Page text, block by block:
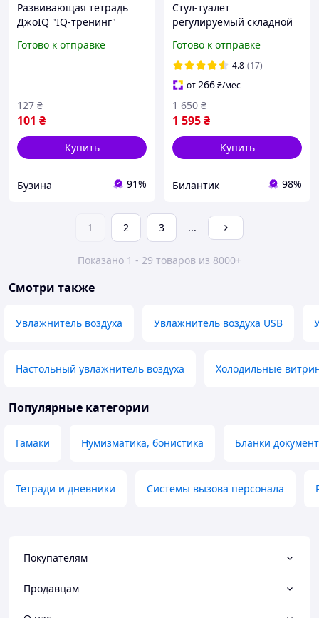
Развивающая тетрадь
ДжоIQ "IQ-тренинг"
buzyna
Готово к отправке
101 ₴
127 ₴
Купить
Бузина 91%
Стул-туалет
регулируемый складной
пожилых людей
переносное кресло-
туалет с ведром и
крышкой
Готово к отправке
4.8 (17)
от266₴/мес
1 595₴
1 650 ₴
Купить
Билантик 98%
1 2 3 ...
Показано 1 - 29 товаров из 8000+
Смотри также
Увлажнитель воздуха Увлажнитель воздуха USB
Настольный увлажнитель воздуха Холодильные
Популярные категории
Гамаки Нумизматика, бонистика Бланки
Тетради и дневники Системы вызова персонала
Покупателям
Продавцам